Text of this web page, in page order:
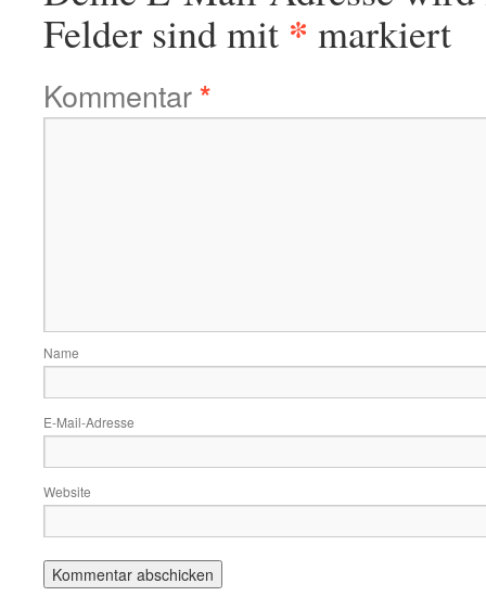
Felder sind mit * markiert
Kommentar*
Name
E-Mail-Adresse
Website